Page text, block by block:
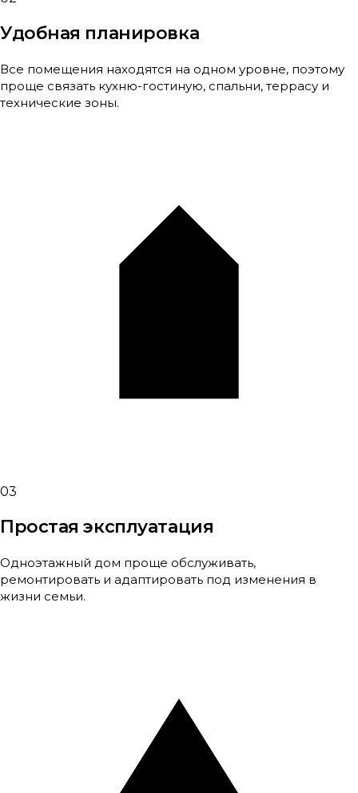
Удобная планировка
Все помещения находятся на одном уровне, поэтому
проще связать кухню-гостиную, спальни, террасу и
технические зоны.
03
Простая эксплуатация
Одноэтажный дом проще обслуживать,
ремонтировать и адаптировать под изменения в
жизни семьи.